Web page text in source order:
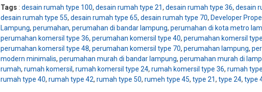
Tags : desain rumah type 100, desain rumah type 21, desain rumah type 36, desain
desain rumah type 55, desain rumah type 65, desain rumah type 70, Developer
Lampung, perumahan, perumahan di bandar lampung, perumahan di kota metro
perumahan komersil type 36, perumahan komersil type 40, perumahan komersil
perumahan komersil type 48, perumahan komersil type 70, perumahan lampung,
modern minimalis, perumahan murah di bandar lampung, perumahan murah di
rumah, rumah komersil , rumah komersil type 24, rumah komersil type 36, rumah
rumah type 40, rumah type 42, rumah type 50, rumeh type 45, type 21, type 24, type